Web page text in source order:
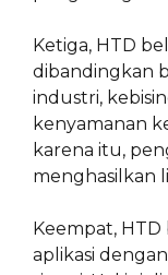
Ketiga, HTD
dibandingkan
industri,
kenyamanan
karena itu,
menghasilkan
Keempat,
aplikasi